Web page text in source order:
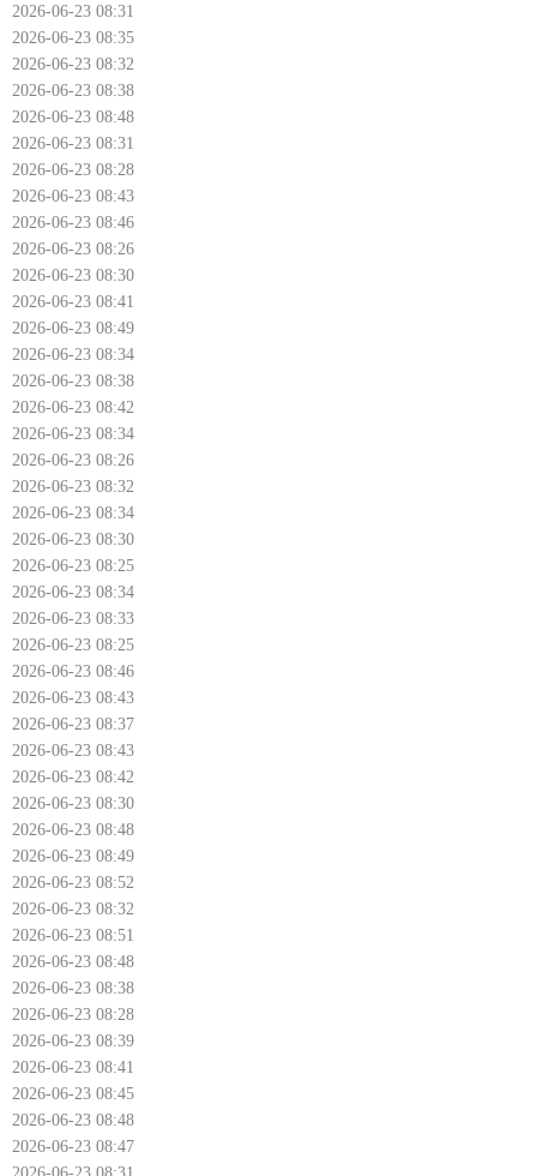
2026-06-23 08:31
2026-06-23 08:35
2026-06-23 08:32
2026-06-23 08:38
2026-06-23 08:48
2026-06-23 08:31
2026-06-23 08:28
2026-06-23 08:43
2026-06-23 08:46
2026-06-23 08:26
2026-06-23 08:30
2026-06-23 08:41
2026-06-23 08:49
2026-06-23 08:34
2026-06-23 08:38
2026-06-23 08:42
2026-06-23 08:34
2026-06-23 08:26
2026-06-23 08:32
2026-06-23 08:34
2026-06-23 08:30
2026-06-23 08:25
2026-06-23 08:34
2026-06-23 08:33
2026-06-23 08:25
2026-06-23 08:46
2026-06-23 08:43
2026-06-23 08:37
2026-06-23 08:43
2026-06-23 08:42
2026-06-23 08:30
2026-06-23 08:48
2026-06-23 08:49
2026-06-23 08:52
2026-06-23 08:32
2026-06-23 08:51
2026-06-23 08:48
2026-06-23 08:38
2026-06-23 08:28
2026-06-23 08:39
2026-06-23 08:41
2026-06-23 08:45
2026-06-23 08:48
2026-06-23 08:47